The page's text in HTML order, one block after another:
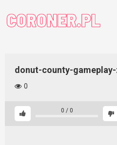
content
donut-county-
0
0 / 0